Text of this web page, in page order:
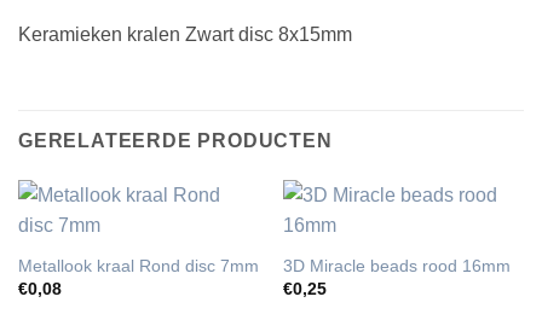
Keramieken kralen Zwart disc 8x15mm
GERELATEERDE PRODUCTEN
Metallook kraal Rond disc 7mm
€0,08
3D Miracle beads rood 16mm
€0,25